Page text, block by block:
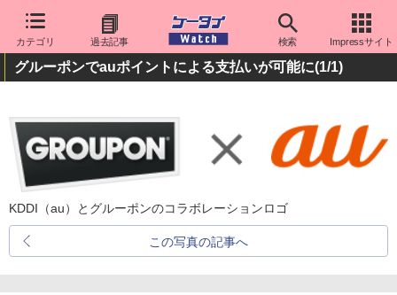
カテゴリ 過去記事 検索 Impressサイト
グルーポンでauポイントによる支払いが可能に(1/1)
KDDI（au）とグルーポンのコラボレーションロゴ
この写真の記事へ